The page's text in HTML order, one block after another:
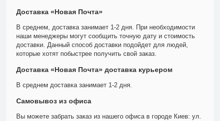
Доставка «Новая Почта»
В среднем, доставка занимает 1-2 дня. При необходимости
наши менеджеры могут сообщить точную дату и стоимость
доставки. Данный способ доставки подойдет для людей,
которые хотят побыстрее получить свой заказ.
Доставка «Новая Почта» доставка курьером
В среднем доставка занимает 1-2 дня.
Самовывоз из офиса
Вы можете забрать заказ из нашего офиса в городе Киев: ул.